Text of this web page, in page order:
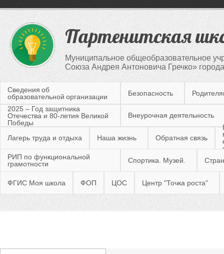
Партенитская
Муниципальное общеобразовательное
Союза Андрея Антоновича Гречко»
Сведения об
образовательной организации
Безопасность
2025 – Год защитника
Отечества и 80-летия Великой
Победы
Внеурочная деятельность
Лагерь труда и отдыха Наша жизнь Обратная связь
РИП по функциональной
грамотности
Спортика. Музей.
ФГИС Моя школа ФОП ЦОС Центр "Точка роста"